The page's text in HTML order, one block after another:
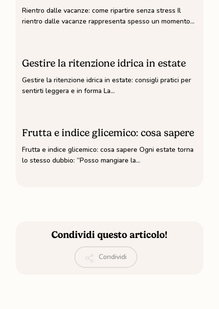
ripartire
Rientro dalle vacanze: come ripartire senza stress Il
rientro dalle vacanze rappresenta spesso un momento…
la
idrica
Gestire la ritenzione idrica in estate
Gestire la ritenzione idrica in estate: consigli pratici per
sentirti leggera e in forma La…
e
glicemico:
Frutta e indice glicemico: cosa sapere
Frutta e indice glicemico: cosa sapere Ogni estate torna
lo stesso dubbio: “Posso mangiare la…
Condividi questo articolo!
Condividi